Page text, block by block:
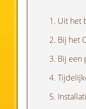
1. Uit het
2. Bij het
3. Bij een
4.
5.